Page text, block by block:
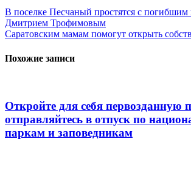
В поселке Песчаный простятся с
Дмитрием Трофимовым
Саратовским мамам помогут открыть
Похожие записи
Откройте для себя первозданную
отправляйтесь в отпуск по
паркам и заповедникам